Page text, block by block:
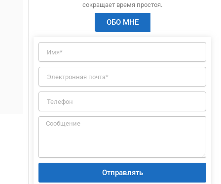
сокращает время простоя.
ОБО МНЕ
Отправлять